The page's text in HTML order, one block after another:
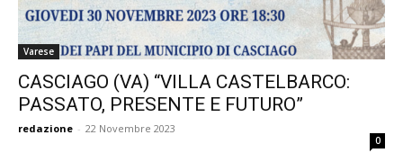
Varese
CASCIAGO (VA) “VILLA CASTELBARCO:
PASSATO, PRESENTE E FUTURO”
redazione - 22 Novembre 2023
0